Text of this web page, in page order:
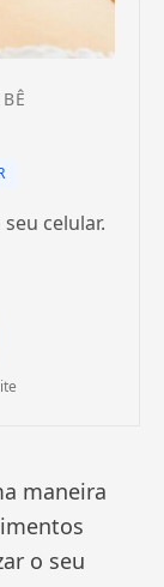
celular.
maneira
o seu